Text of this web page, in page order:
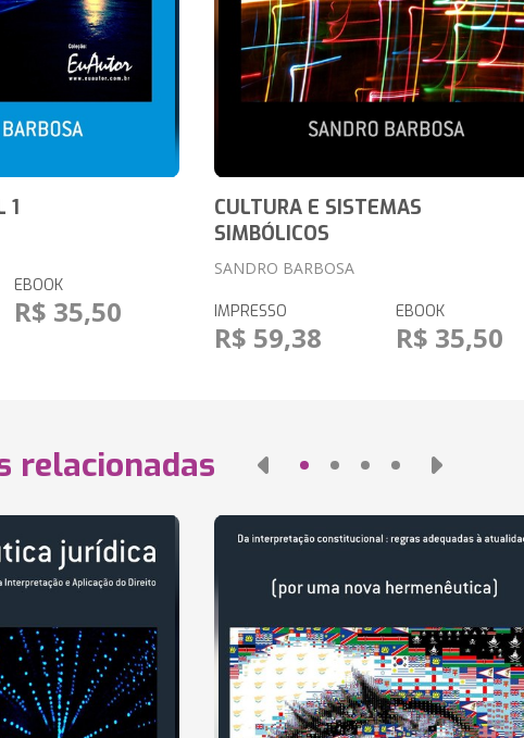
1
EBOOK
R$ 35,50
CULTURA E SISTEMAS
SIMBÓLICOS
SANDRO BARBOSA
IMPRESSO
R$ 59,38
EBOOK
R$ 35,50
relacionadas